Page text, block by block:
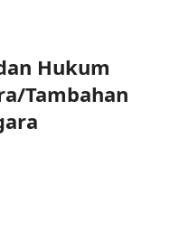
Hukum
Tambahan